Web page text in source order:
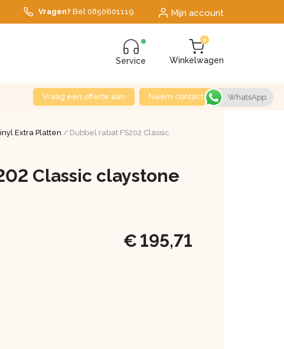
Vragen? Bel 0850601119 Mijn account
Service Winkelwagen
0
Vraag een offerte aan Neem contact op
Extra Platten / Dubbel rabat FS202 Classic
Classic claystone
€ 195,71
WhatsApp